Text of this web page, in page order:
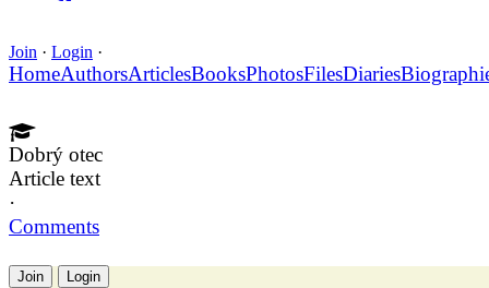
Join · Login ·
HomeAuthorsArticlesBooksPhotosFilesDiaries
Dobrý otec
Article text
·
Comments
Join Login